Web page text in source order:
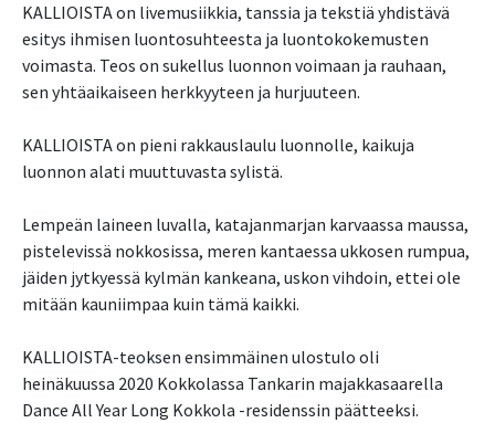
KALLIOISTA on livemusiikkia, tanssia ja tekstiä yhdistävä
esitys ihmisen luontosuhteesta ja luontokokemusten
voimasta. Teos on sukellus luonnon voimaan ja rauhaan,
sen yhtäaikaiseen herkkyyteen ja hurjuuteen.
KALLIOISTA on pieni rakkauslaulu luonnolle, kaikuja
luonnon alati muuttuvasta sylistä.
Lempeän laineen luvalla, katajanmarjan karvaassa maussa,
pistelevissä nokkosissa, meren kantaessa ukkosen rumpua,
jäiden jytkyessä kylmän kankeana, uskon vihdoin, ettei ole
mitään kauniimpaa kuin tämä kaikki.
KALLIOISTA-teoksen ensimmäinen ulostulo oli
heinäkuussa 2020 Kokkolassa Tankarin majakkasaarella
Dance All Year Long Kokkola -residenssin päätteeksi.